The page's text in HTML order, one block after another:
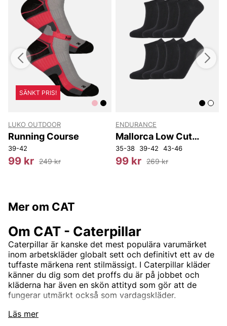
SÄNKT PRIS!
LUKO OUTDOOR
Running Course
39-42
99 kr 249 kr
ENDURANCE
Mallorca Low Cut
Socks 8-Pack
35-38 39-42 43-46
99 kr 269 kr
Mer om CAT
Läs mer
Om CAT - Caterpillar
Caterpillar är kanske det mest populära varumärket
inom arbetskläder globalt sett och definitivt ett av de
tuffaste märkena rent stilmässigt. I Caterpillar kläder
känner du dig som det proffs du är på jobbet och
kläderna har även en skön attityd som gör att de
fungerar utmärkt också som vardagskläder.
Andra populära varumärken: